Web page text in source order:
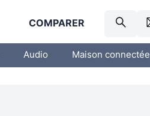
COMPARER
Audio Maison connectée